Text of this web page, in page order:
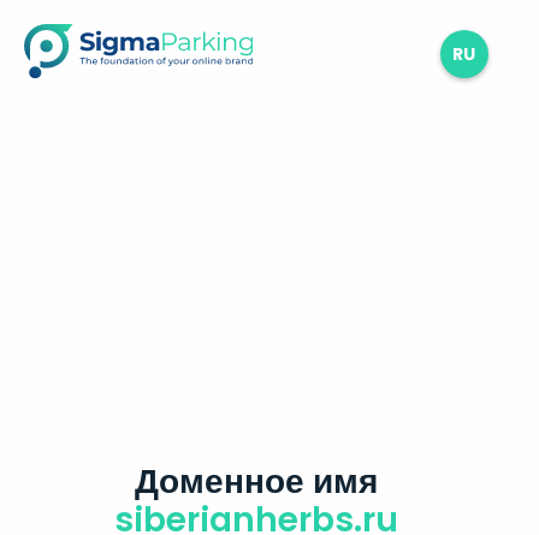
RU
Доменное имя
siberianherbs.ru